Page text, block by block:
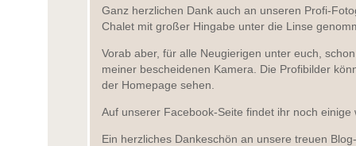
Ganz herzlichen Dank auch an unseren Profi-
Chalet mit großer Hingabe unter die Linse
Vorab aber, für alle Neugierigen unter euch,
meiner bescheidenen Kamera. Die Profibilder
der Homepage sehen.
Auf unserer Facebook-Seite findet ihr noch einige
Ein herzliches Dankeschön an unsere treuen